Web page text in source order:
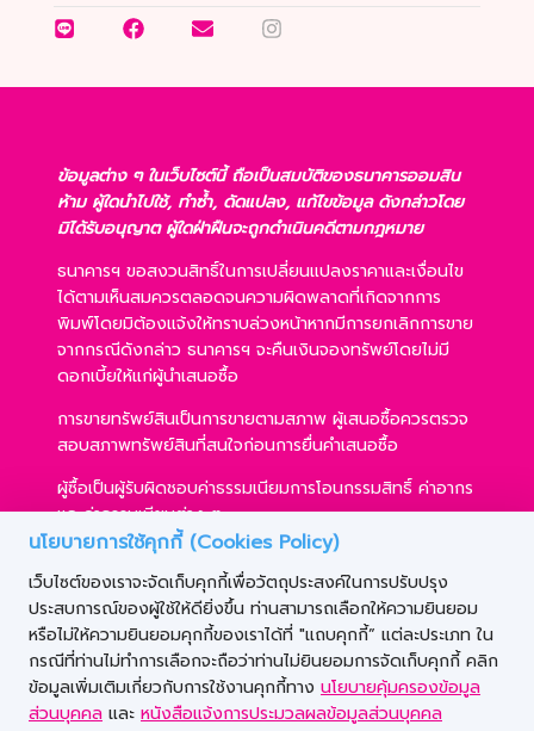
นโยบายการใช้คุกกี้ (Cookies Policy)
เว็บไซต์ของเราจะจัดเก็บคุกกี้เพื่อวัตถุประสงค์ในการปรับปรุง
ประสบการณ์ของผู้ใช้ให้ดียิ่งขึ้น ท่านสามารถเลือกให้ความยินยอม
หรือไม่ให้ความยินยอมคุกกี้ของเราได้ที่ "แถบคุกกี้” แต่ละประเภท ใน
กรณีที่ท่านไม่ทำการเลือกจะถือว่าท่านไม่ยินยอมการจัดเก็บคุกกี้ คลิก
ข้อมูลเพิ่มเติมเกี่ยวกับการใช้งานคุกกี้ทาง นโยบายคุ้มครองข้อมูล
ส่วนบุคคล และ หนังสือแจ้งการประมวลผลข้อมูลส่วนบุคคล
ข้อมูลต่าง ๆ ในเว็บไซต์นี้ ถือเป็นสมบัติของธนาคารออมสิน
ห้าม ผู้ใดนำไปใช้, ทำซ้ำ, ดัดแปลง, แก้ไขข้อมูล ดังกล่าวโดย
มิได้รับอนุญาต ผู้ใดฝ่าฝืนจะถูกดำเนินคดีตามกฎหมาย
ธนาคารฯ ขอสงวนสิทธิ์ในการเปลี่ยนแปลงราคาและเงื่อนไข
ได้ตามเห็นสมควรตลอดจนความผิดพลาดที่เกิดจากการ
พิมพ์โดยมิต้องแจ้งให้ทราบล่วงหน้าหากมีการยกเลิกการขาย
จากกรณีดังกล่าว ธนาคารฯ จะคืนเงินจองทรัพย์โดยไม่มี
ดอกเบี้ยให้แก่ผู้นำเสนอซื้อ
การขายทรัพย์สินเป็นการขายตามสภาพ ผู้เสนอซื้อควรตรวจ
สอบสภาพทรัพย์สินที่สนใจก่อนการยื่นคำเสนอซื้อ
ผู้ซื้อเป็นผู้รับผิดชอบค่าธรรมเนียมการโอนกรรมสิทธิ์ ค่าอากร
และค่าธรรมเนียมต่าง ๆ
ผู้ซื้อสามารถขอสินเชื่อได้ตามหลักเกณฑ์ของธนาคารฯ และ
การเสนอซื้อไม่เป็นเงื่อนไขในการพิจารณาอนุมัติสินเชื่อ
ธนาคารฯ ขอสงวนสิทธิ์ที่จะขายทรัพย์สินให้กับผู้เสนอซื้อราย
ใดก็ได้ ภายใต้เงื่อนไขตามที่ธนาคารฯ เห็นชอบ